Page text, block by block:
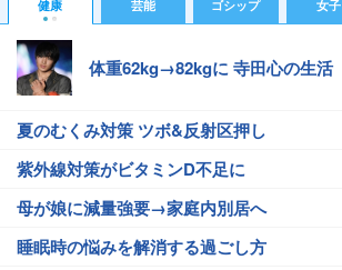
健康 芸能 ゴシップ 女子
体重62kg→82kgに 寺田心の生活
夏のむくみ対策 ツボ&反射区押し
紫外線対策がビタミンD不足に
母が娘に減量強要→家庭内別居へ
睡眠時の悩みを解消する過ごし方